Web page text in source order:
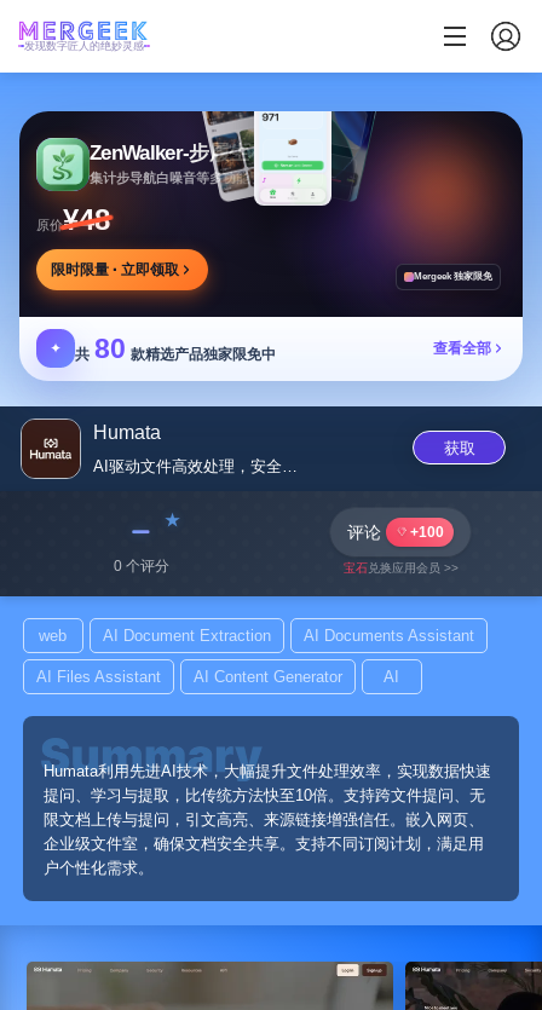
发现数字匠人的绝妙灵感
ZenWalker-步履生花
集计步导航白噪音等多功能于一体的健康应用
原价¥48
限时限量 · 立即领取 Mergeek 独家限免
✦ 共 80 款精选产品独家限免中 查看全部
Humata
AI驱动文件高效处理，安全共享
获取
﹣
0 个评分
评论 +100
宝石兑换应用会员 >>
web AI Document Extraction AI Documents Assistant
AI Files Assistant AI Content Generator AI
Humata利用先进AI技术，大幅提升文件处理效率，实现数据快速
提问、学习与提取，比传统方法快至10倍。支持跨文件提问、无
限文档上传与提问，引文高亮、来源链接增强信任。嵌入网页、
企业级文件室，确保文档安全共享。支持不同订阅计划，满足用
户个性化需求。